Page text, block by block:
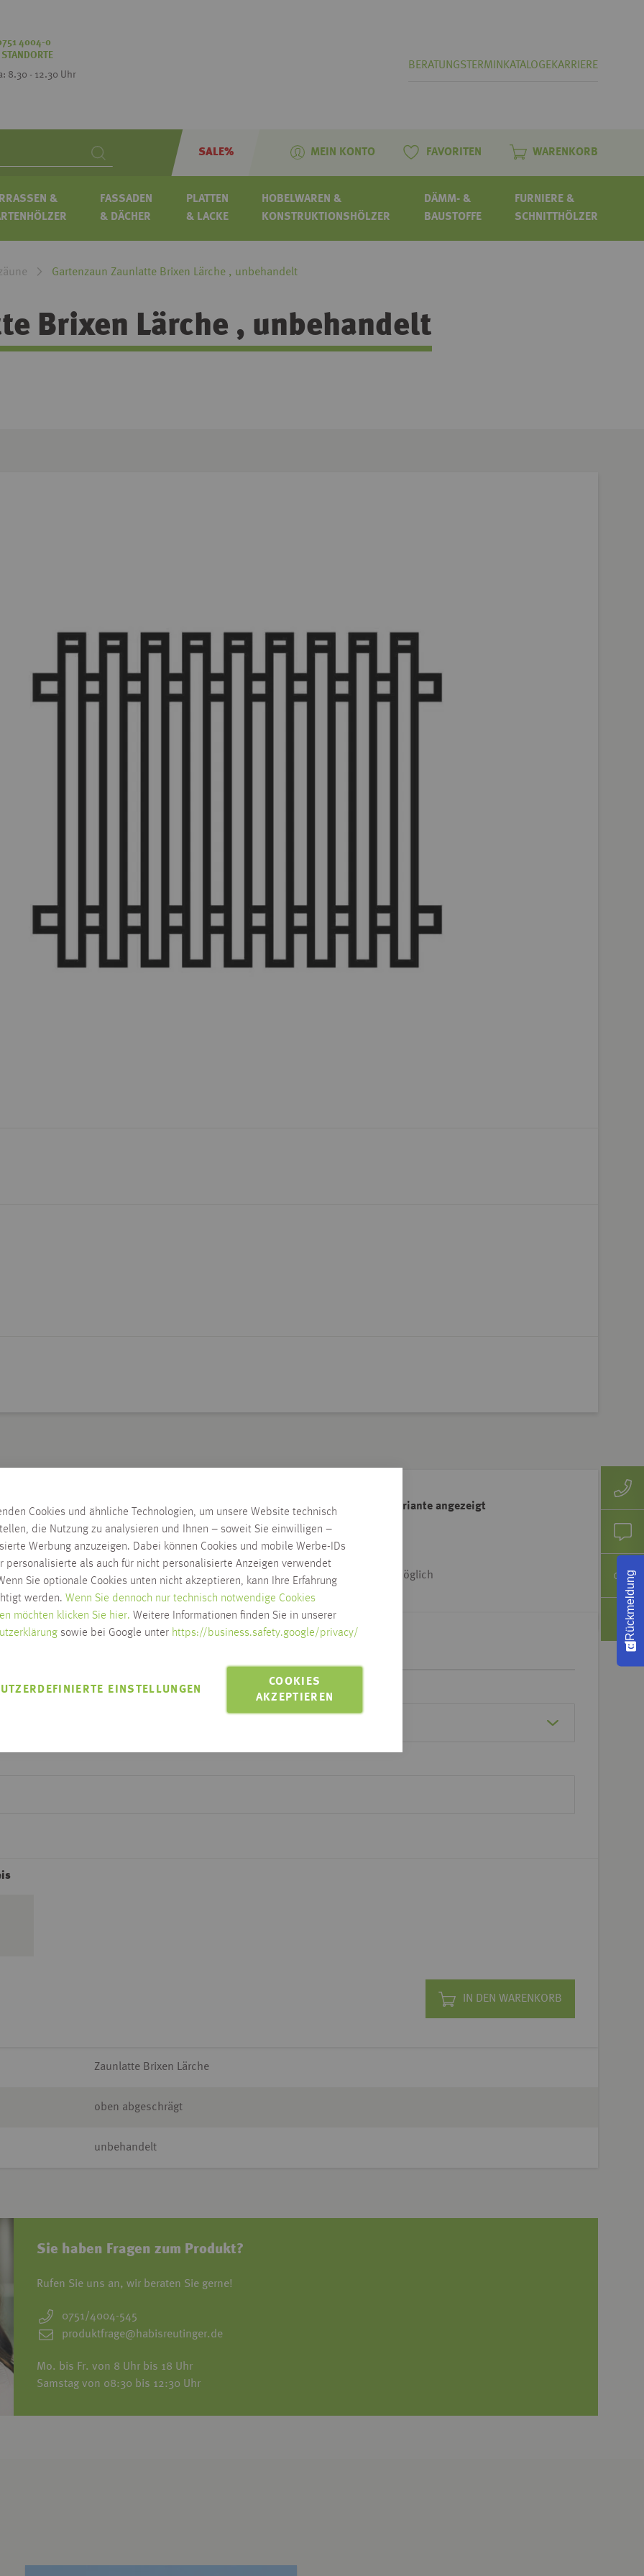
Cookies und ähnliche Technologien, um unsere Website technisch
die Nutzung zu analysieren und Ihnen – soweit Sie einwilligen –
Werbung anzuzeigen. Dabei können Cookies und mobile Werbe-IDs
personalisierte als auch für nicht personalisierte Anzeigen verwendet
Sie optionale Cookies unten nicht akzeptieren, kann Ihre Erfahrung
werden. Wenn Sie dennoch nur technisch notwendige Cookies
möchten klicken Sie hier. Weitere Informationen finden Sie in unserer
sowie bei Google unter https://business.safety.google/privacy/
COOKIES
AKZEPTIEREN
EINSTELLUNGEN
4004-0
STANDORTE
8.30 - 12.30 Uhr
BERATUNGSTERMIN KATALOGEKARRIERE
SALE% MEIN KONTO FAVORITEN WARENKORB
&
FASSADEN
& DÄCHER
PLATTEN
& LACKE
HOBELWAREN &
KONSTRUKTIONSHÖLZER
DÄMM- &
BAUSTOFFE
FURNIERE &
SCHNITTHÖLZER
Gartenzaun Zaunlatte Brixen Lärche , unbehandelt
Brixen Lärche , unbehandelt
Sie haben Fragen zum Produkt?
Rufen Sie uns an, wir beraten Sie gerne!
0751/4004-545
produktfrage@habisreutinger.de
Mo. bis Fr. von 8 Uhr bis 18 Uhr
Samstag von 08:30 bis 12:30 Uhr
Lieferzeit wird nach Auswahl der Artikelvariante angezeigt
Zum Ändern der Lieferadresse bitte Adresse klicken
LIEFERN AN 88250
Lieferung innerhalb Habis-Gebiet & Dtl.-weit möglich
Click & Collect möglich
EINEM KLICK
IN DEN WARENKORB
Zaunlatte Brixen Lärche
oben abgeschrägt
unbehandelt
Rückmeldung